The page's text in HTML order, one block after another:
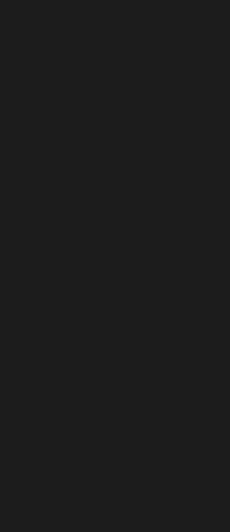
запрещено
вечеринок,
гостеприимство